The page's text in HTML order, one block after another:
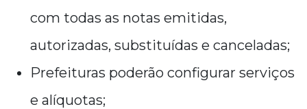
com todas as notas emitidas,
autorizadas, substituídas e canceladas;
Prefeituras poderão configurar serviços
e alíquotas;